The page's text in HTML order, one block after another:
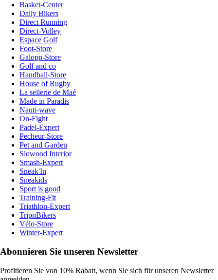
Basket-Center
Daily Bikers
Direct Running
Direct-Volley
Espace Golf
Foot-Store
Galopp-Store
Golf and co
Handball-Store
House of Rugby
La sellerie de Maé
Made in Paradis
Nauti-wave
On-Fight
Padel-Expert
Pecheur-Store
Pet and Garden
Slowood Interior
Smash-Expert
Sneak'In
Sneakids
Sport is good
Training-Fit
Triathlon-Expert
TripnBikers
Vélo-Store
Winter-Expert
Abonnieren Sie unseren Newsletter
Profitieren Sie von 10% Rabatt, wenn Sie sich für unseren Newsletter